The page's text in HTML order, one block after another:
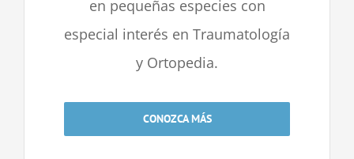
en pequeñas especies con
especial interés en Traumatología
y Ortopedia.
CONOZCA MÁS